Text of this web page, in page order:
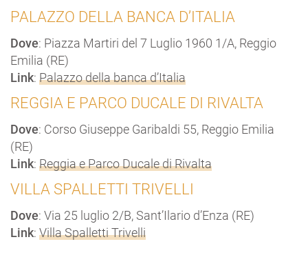
PALAZZO DELLA BANCA D’ITALIA
Dove: Piazza Martiri del 7 Luglio 1960 1/A, Reggio
Emilia (RE)
Link: Palazzo della banca d’Italia
REGGIA E PARCO DUCALE DI RIVALTA
Dove: Corso Giuseppe Garibaldi 55, Reggio Emilia
(RE)
Link: Reggia e Parco Ducale di Rivalta
VILLA SPALLETTI TRIVELLI
Dove: Via 25 luglio 2/B, Sant’Ilario d’Enza (RE)
Link: Villa Spalletti Trivelli